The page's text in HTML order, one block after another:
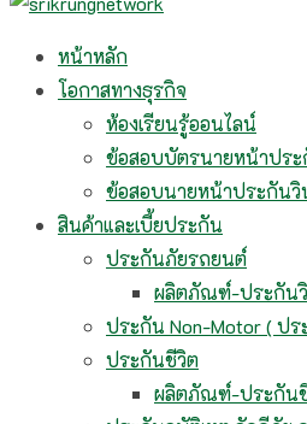
หน้าหลัก
โอกาสทางธุรกิจ
ห้องเรียนรู้ออนไลน์
ข้อสอบบัตรนายหน้าปร
ข้อสอบนายหน้าประกันวิ
สินค้าและเบี้ยประกัน
ประกันภัยรถยนต์
ผลิตภัณฑ์-ประกัน
ประกัน Non-Motor ( ป
ประกันชีวิต
ผลิตภัณฑ์-ประกัน